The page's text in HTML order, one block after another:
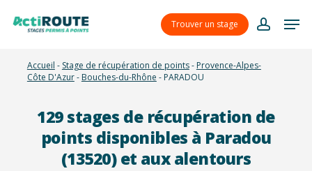
Trouver un stage
account
Accueil - Stage de récupération de points- Provence-Alpes-
Côte D'Azur- Bouches-du-Rhône - PARADOU
129stages de récupération de
points disponibles à Paradou
(13520) et aux alentours